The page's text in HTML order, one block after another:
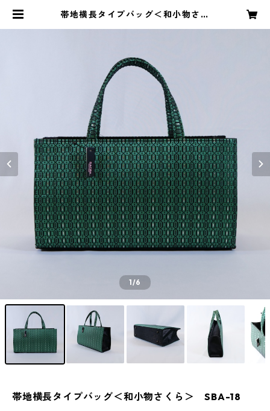
帯地横長タイプバッグ＜和小物さく
1/6
帯地横長タイプバッグ＜和小物さくら＞ SBA-18